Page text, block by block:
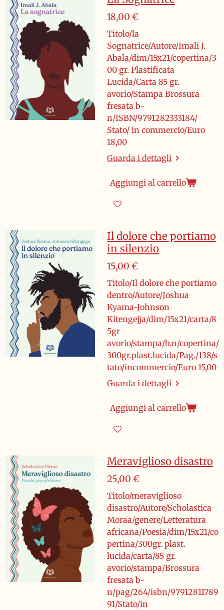
18,00 €
Titolo/la
Sognatrice/Autore/Imali J.
Abala/dim/15x21/copertina/3
00 gr. Plastificata
Lucida/Carta 85 gr.
avorio/Stampa Brossura
fresata b-
n/ISBN/9791282333184/
Stato/ in commercio/Euro
18,00
Guarda i dettagli
Aggiungi al carrello
Il dolore che portiamo
in silenzio
15,00 €
Titolo/Il dolore che portiamo
dentro/Autore/Joshua
Kyama-Johnson
Kitengejja/dim/15x21/carta/8
5gr
avorio/stampa/b.n/copertina/
300gr.plast.lucida/Pag./138/s
tato/incommercio/Euro 15,00
Guarda i dettagli
Aggiungi al carrello
Meraviglioso disastro
25,00 €
Titolo/meraviglioso
disastro/Autore/Scholastica
Moraa/genere/Letteratura
africana/Poesia/dim/15x21/co
pertina/300gr. plast.
lucida/carta/85 gr.
avorio/stampa/Brossura
fresata b-
n/pag/264/isbn/97912811789
91/Stato/in